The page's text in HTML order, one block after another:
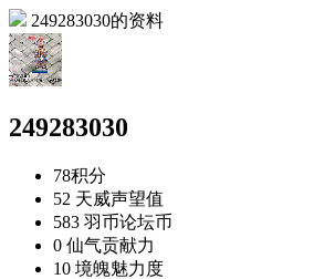
249283030的资料
249283030
78积分
52 天威声望值
583 羽币论坛币
0 仙气贡献力
10 境魄魅力度